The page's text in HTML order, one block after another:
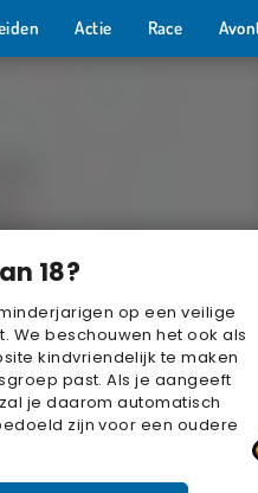
18?
op een veilige
We beschouwen het ook als
kindvriendelijk te maken
past. Als je aangeeft
je daarom automatisch
zijn voor een oudere
Actie Race